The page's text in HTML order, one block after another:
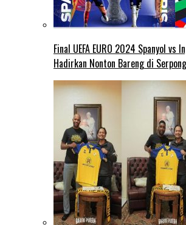
Final UEFA EURO 2024 Spanyol vs
Hadirkan Nonton Bareng di Serpong